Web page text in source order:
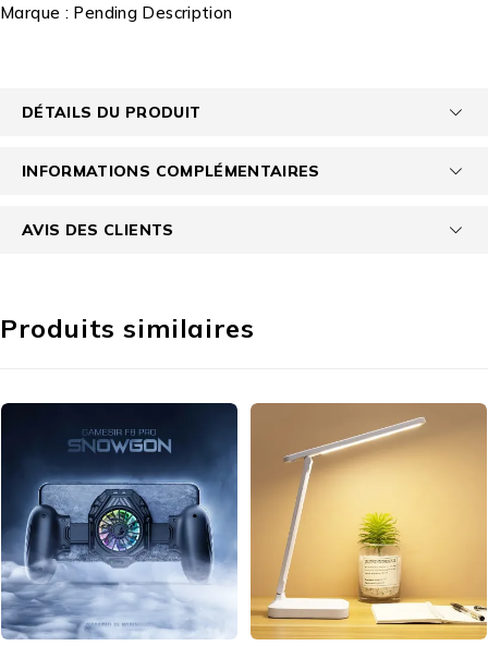
Marque : Pending Description
DÉTAILS DU PRODUIT
INFORMATIONS COMPLÉMENTAIRES
AVIS DES CLIENTS
Produits similaires